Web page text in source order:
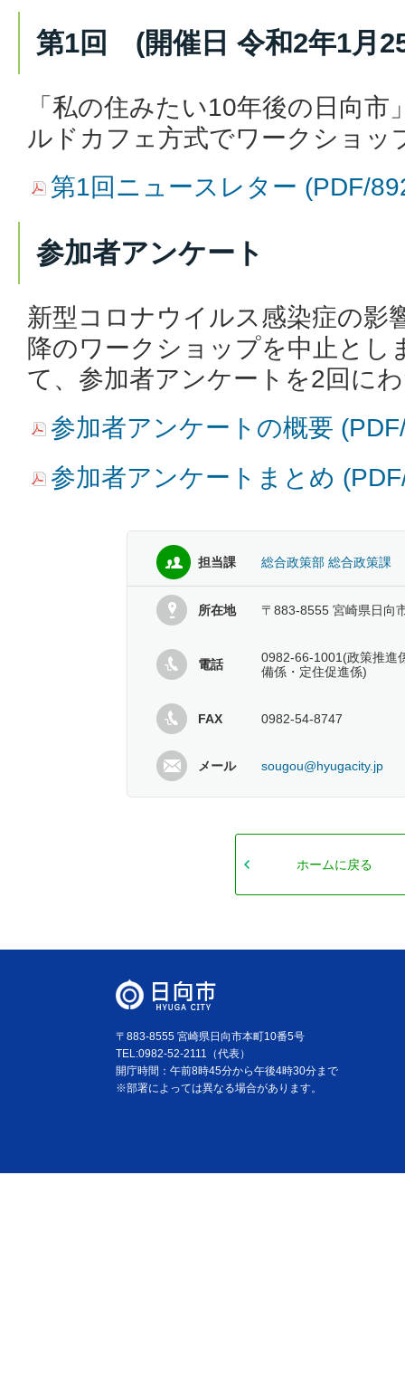
第1回 (開催日 令和2年1月
「私の住みたい10年後の日向
ルドカフェ方式でワークショッ
第1回ニュースレター (PDF/
参加者アンケート
新型コロナウイルス感染症の影
降のワークショップを中止とし
て、参加者アンケートを2回に
参加者アンケートの概要
参加者アンケートまとめ
担当課 総合政策部 総合政策課
所在地 〒883-8555 宮崎県日向
電話
0982-66-1001(政策推進
備係・定住促進係)
FAX 0982-54-8747
メール sougou@hyugacity.jp
ホームに戻る
〒883-8555 宮崎県日向市本町10番5号
TEL:0982-52-2111（代表）
開庁時間：午前8時45分から午後4時30分まで
※部署によっては異なる場合があります。